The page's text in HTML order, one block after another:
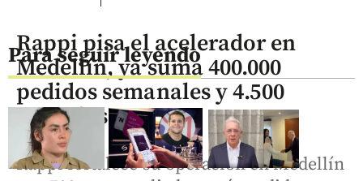
Para seguir leyendo
Rappi pisa el acelerador en
Medellín, ya suma 400.000
pedidos semanales y 4.500
negocios
Rappi fortalece su operación en Medellín